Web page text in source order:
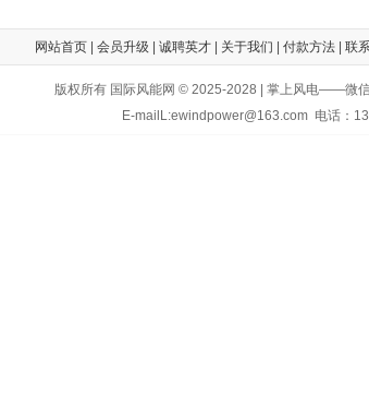
网站首页| 会员升级 诚聘英才| 关于我们 付款方法| 联
版权所有 国际风能网 © 2025-2028 | 掌上风电——微
E-mailL:ewindpower@163.com 电话：